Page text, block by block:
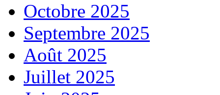
Octobre 2025
Septembre 2025
Août 2025
Juillet 2025